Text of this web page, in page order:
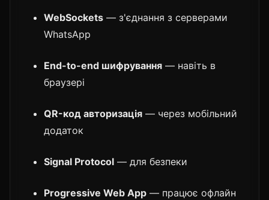
WebSockets — з'єднання з серверами
WhatsApp
End-to-end шифрування — навіть в
браузері
QR-код авторизація — через мобільний
додаток
Signal Protocol — для безпеки
Progressive Web App — працює офлайн